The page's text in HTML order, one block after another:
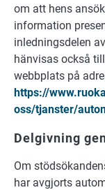
om att hens
information
inledningsdelen
hänvisas också
webbplats på
https://
oss/tjanster/
Delgivning
Om
har avgjorts